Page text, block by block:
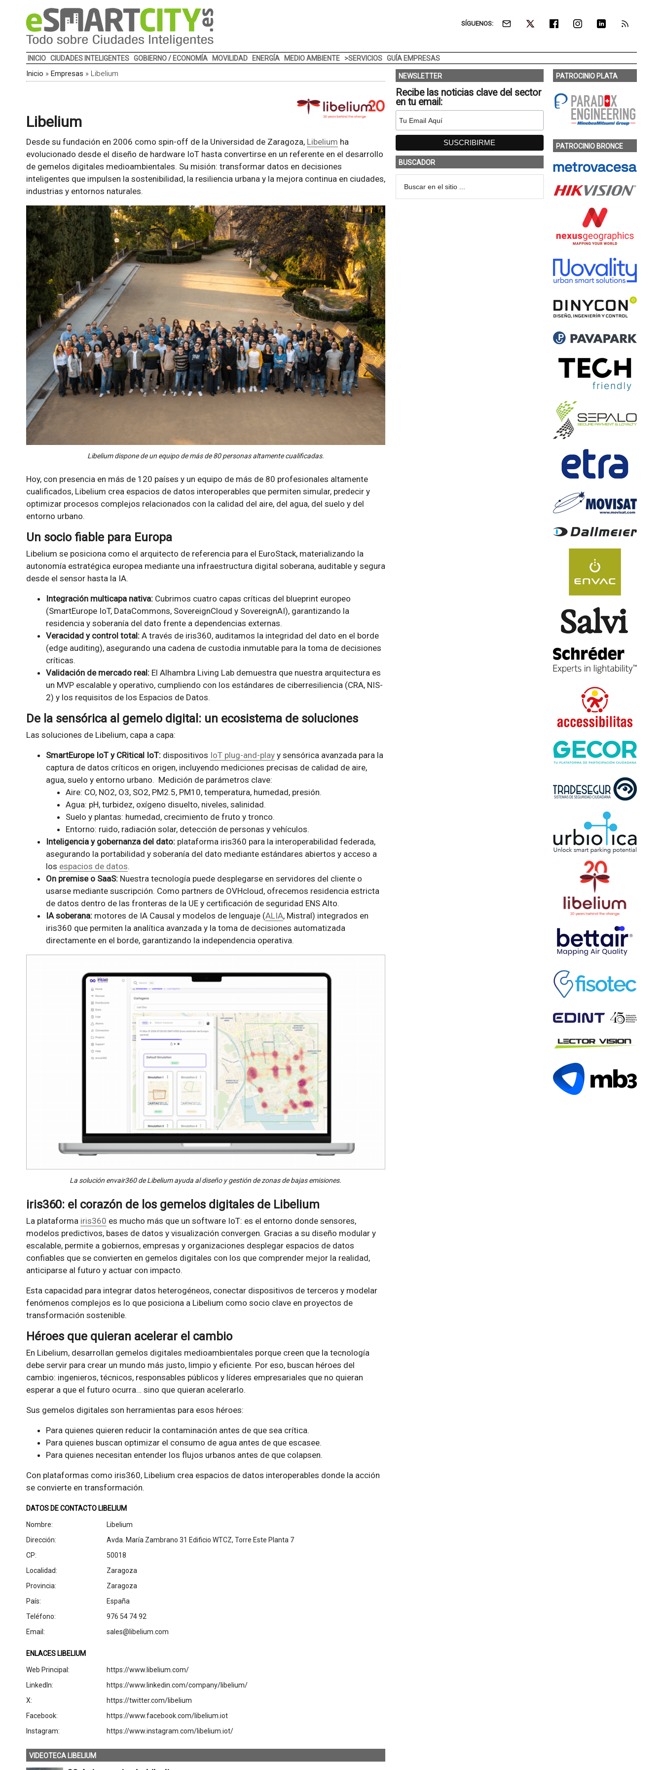
SÍGUENOS:
INICIO CIUDADES INTELIGENTES GOBIERNO / ECONOMÍA MOVILIDAD ENERGÍA MEDIO AMBIENTE >SERVICIOS GUÍA EMPRESAS
Inicio » Empresas » Libelium
Libelium
Desde su fundación en 2006 como spin-off de la Universidad de Zaragoza, Libelium ha
evolucionado desde el diseño de hardware IoT hasta convertirse en un referente en el desarrollo
de gemelos digitales medioambientales. Su misión: transformar datos en decisiones
inteligentes que impulsen la sostenibilidad, la resiliencia urbana y la mejora continua en ciudades,
industrias y entornos naturales.
Libelium dispone de un equipo de más de 80 personas altamente cualificadas.
Hoy, con presencia en más de 120 países y un equipo de más de 80 profesionales altamente
cualificados, Libelium crea espacios de datos interoperables que permiten simular, predecir y
optimizar procesos complejos relacionados con la calidad del aire, del agua, del suelo y del
entorno urbano.
Un socio fiable para Europa
Libelium se posiciona como el arquitecto de referencia para el EuroStack, materializando la
autonomía estratégica europea mediante una infraestructura digital soberana, auditable y segura
desde el sensor hasta la IA.
Integración multicapa nativa:Cubrimos cuatro capas críticas del blueprint europeo
(SmartEurope IoT, DataCommons, SovereignCloud y SovereignAI), garantizando la
residencia y soberanía del dato frente a dependencias externas.
Veracidad y control total:A través de iris360, auditamos la integridad del dato en el borde
(edge auditing), asegurando una cadena de custodia inmutable para la toma de decisiones
críticas.
Validación de mercado real:El Alhambra Living Lab demuestra que nuestra arquitectura es
un MVP escalable y operativo, cumpliendo con los estándares de ciberresiliencia (CRA, NIS-
2) y los requisitos de los Espacios de Datos.
De la sensórica al gemelo digital: un ecosistema de soluciones
Las soluciones de Libelium, capa a capa:
SmartEurope IoT y CRitical IoT:dispositivos IoT plug-and-playy sensórica avanzada para la
captura de datos críticos en origen, incluyendo mediciones precisas de calidad de aire,
agua, suelo y entorno urbano. Medición de parámetros clave:
Aire: CO, NO2, O3, SO2, PM2.5, PM10, temperatura, humedad, presión.
Agua: pH, turbidez, oxígeno disuelto, niveles, salinidad.
Suelo y plantas: humedad, crecimiento de fruto y tronco.
Entorno: ruido, radiación solar, detección de personas y vehículos.
Inteligencia y gobernanza del dato:plataforma iris360 para la interoperabilidad federada,
asegurando la portabilidad y soberanía del dato mediante estándares abiertos y acceso a
los espacios de datos.
On premise o SaaS:Nuestra tecnología puede desplegarse en servidores del cliente o
usarse mediante suscripción. Como partners de OVHcloud, ofrecemos residencia estricta
de datos dentro de las fronteras de la UE y certificación de seguridad ENS Alto.
IA soberana:motores de IA Causal y modelos de lenguaje (ALIA, Mistral) integrados en
iris360 que permiten la analítica avanzada y la toma de decisiones automatizada
directamente en el borde, garantizando la independencia operativa.
La solución envair360 de Libelium ayuda al diseño y gestión de zonas de bajas emisiones.
iris360: el corazón de los gemelos digitales de Libelium
La plataforma iris360 es mucho más que un software IoT: es el entorno donde sensores,
modelos predictivos, bases de datos y visualización convergen. Gracias a su diseño modular y
escalable, permite a gobiernos, empresas y organizaciones desplegar espacios de datos
confiables que se convierten en gemelos digitales con los que comprender mejor la realidad,
anticiparse al futuro y actuar con impacto.
Esta capacidad para integrar datos heterogéneos, conectar dispositivos de terceros y modelar
fenómenos complejos es lo que posiciona a Libelium como socio clave en proyectos de
transformación sostenible.
Héroes que quieran acelerar el cambio
En Libelium, desarrollan gemelos digitales medioambientales porque creen que la tecnología
debe servir para crear un mundo más justo, limpio y eficiente. Por eso, buscan héroes del
cambio: ingenieros, técnicos, responsables públicos y líderes empresariales que no quieran
esperar a que el futuro ocurra… sino que quieran acelerarlo.
Sus gemelos digitales son herramientas para esos héroes:
Para quienes quieren reducir la contaminación antes de que sea crítica.
Para quienes buscan optimizar el consumo de agua antes de que escasee.
Para quienes necesitan entender los flujos urbanos antes de que colapsen.
Con plataformas como iris360, Libelium crea espacios de datos interoperables donde la acción
se convierte en transformación.
DATOS DE CONTACTO LIBELIUM
Nombre:
Libelium
Dirección:
Avda. María Zambrano 31 Edificio WTCZ, Torre Este Planta 7
CP:
50018
Localidad:
Zaragoza
Provincia:
Zaragoza
País:
España
Teléfono:
976 54 74 92
Email:
sales@libelium.com
ENLACES LIBELIUM
Web Principal:
https://www.libelium.com/
LinkedIn:
https://www.linkedin.com/company/libelium/
X:
https://twitter.com/libelium
Facebook:
https://www.facebook.com/libelium.iot
Instagram:
https://www.instagram.com/libelium.iot/
VIDEOTECA LIBELIUM
NEWSLETTER
Recibe las noticias clave del sector
en tu email:
BUSCADOR
PATROCINIO PLATA
PATROCINIO BRONCE